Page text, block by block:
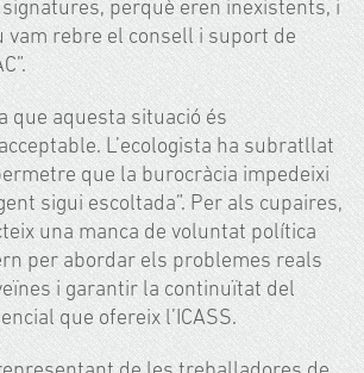
perquè eren inexistents, i
vam rebre el consell i suport de
que aquesta situació és
L’ecologista ha subratllat
que la burocràcia impedeixi
sigui escoltada”. Per als cupaires,
una manca de voluntat política
per abordar els problemes reals
i garantir la continuïtat del
que ofereix l’ICASS.